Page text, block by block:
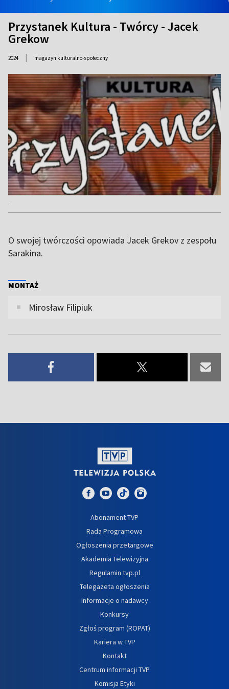
Przystanek Kultura - Twórcy - Jacek
Grekow
2024 | magazyn kulturalno-społeczny
.
O swojej twórczości opowiada Jacek Grekov z zespołu
Sarakina.
MONTAŻ
Mirosław Filipiuk
Abonament TVP
Rada Programowa
Ogłoszenia przetargowe
Akademia Telewizyjna
Regulamin tvp.pl
Telegazeta ogłoszenia
Informacje o nadawcy
Konkursy
Zgłoś program (ROPAT)
Kariera w TVP
Kontakt
Centrum informacji TVP
Komisja Etyki